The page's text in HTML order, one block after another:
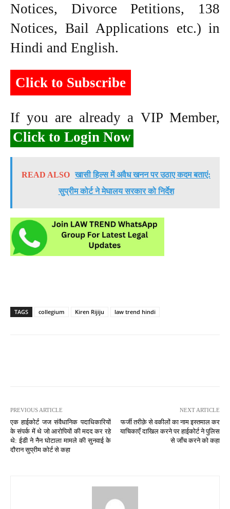
Notices, Divorce Petitions, 138
Notices, Bail Applications etc.) in
Hindi and English.
Click to Subscribe
If you are already a VIP Member,
Click to Login Now
READ ALSO खासी हिल्स में अवैध खनन पर उठाए कदम बताएं:
सुप्रीम कोर्ट ने मेघालय सरकार को निर्देश
TAGS collegium Kiren Rijiju law trend hindi
PREVIOUS ARTICLE
एक हाईकोर्ट जज संवैधानिक पदाधिकारियों
के संपर्क में थे जो आरोपियों की मदद कर रहे
थे: ईडी ने नैन घोटाला मामले की सुनवाई के
दौरान सुप्रीम कोर्ट से कहा
NEXT ARTICLE
फर्जी तरीक़े से वकीलों का नाम इस्तमाल कर
याचिकाएँ दाखिल करने पर हाईकोर्ट ने पुलिस
से जाँच करने को कहा